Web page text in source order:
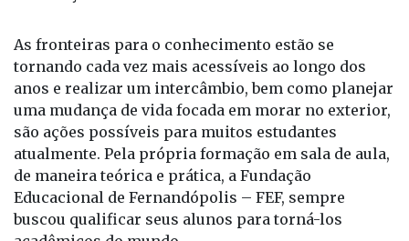
As fronteiras para o conhecimento estão se
tornando cada vez mais acessíveis ao longo dos
anos e realizar um intercâmbio, bem como planejar
uma mudança de vida focada em morar no exterior,
são ações possíveis para muitos estudantes
atualmente. Pela própria formação em sala de aula,
de maneira teórica e prática, a Fundação
Educacional de Fernandópolis – FEF, sempre